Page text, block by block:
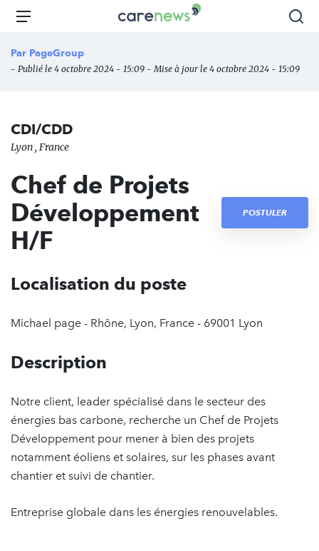
Aller
principal
Carenews,
des
Menu
Par PageGroup
- Publié le 4 octobre 2024 - 15:09 - Mise à jour le 4 octobre 2024 - 15:09
CDI/CDD
Lyon , France
Chef de Projets
Développement
H/F
POSTULER
Localisation du poste
Michael page - Rhône, Lyon, France - 69001 Lyon
Description
Notre client, leader spécialisé dans le secteur des
énergies bas carbone, recherche un Chef de Projets
Développement pour mener à bien des projets
notamment éoliens et solaires, sur les phases avant
chantier et suivi de chantier.
Entreprise globale dans les énergies renouvelables.